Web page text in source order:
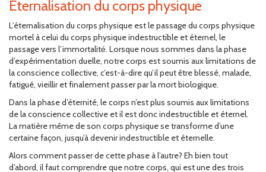
Éternalisation du corps physique
L’éternalisation du corps physique est le passage du corps physique
mortel à celui du corps physique indestructible et éternel, le
passage vers l’immortalité. Lorsque nous sommes dans la phase
d’expérimentation duelle, notre corps est soumis aux limitations de
la conscience collective, c’est-à-dire qu’il peut être blessé, malade,
fatigué, vieillir et finalement passer par la mort biologique.
Dans la phase d’éternité, le corps n’est plus soumis aux limitations
de la conscience collective et il est donc indestructible et éternel.
La matière même de son corps physique se transforme d’une
certaine façon, jusqu’à devenir indestructible et éternelle.
Alors comment passer de cette phase à l’autre? Eh bien tout
d’abord, il faut comprendre que notre corps, qui est une des trois